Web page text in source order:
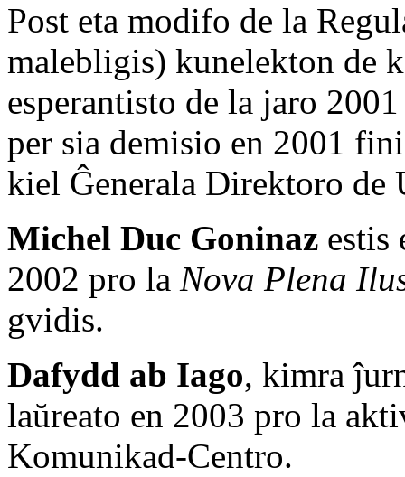
Post eta modifo de la
malebligis) kunelekton de
esperantisto de la jaro
per sia demisio en 2001
kiel Ĝenerala Direktoro de
Michel Duc Goninaz estis
2002 pro la Nova Plena
gvidis.
Dafydd ab Iago, kimra
laŭreato en 2003 pro la
Komunikad-Centro.